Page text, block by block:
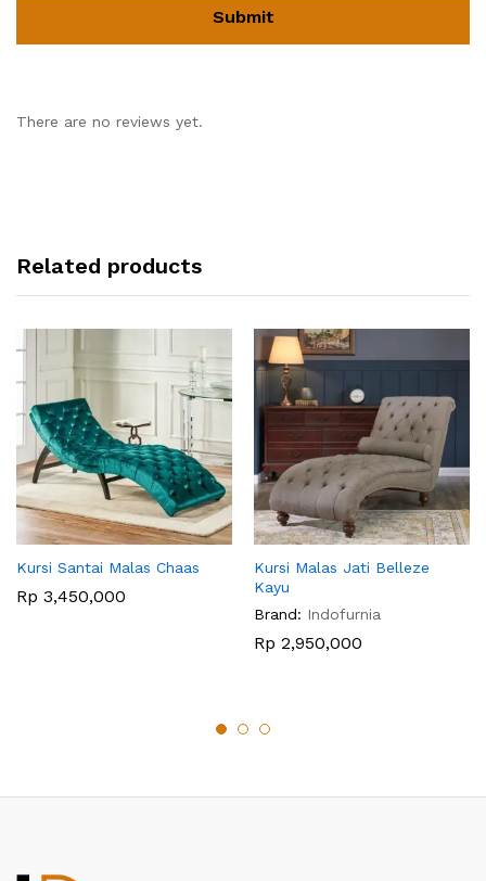
There are no reviews yet.
Related products
Kursi Santai Malas Chaas
Rp 3,450,000
Kursi Malas Jati Belleze
Kayu
Brand: Indofurnia
Rp 2,950,000